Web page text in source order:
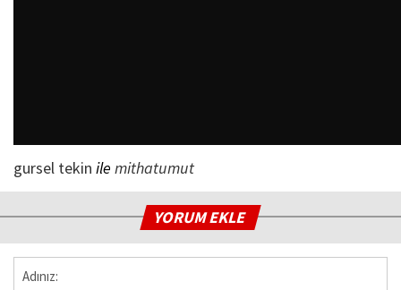
gursel tekin ile mithatumut
YORUM EKLE